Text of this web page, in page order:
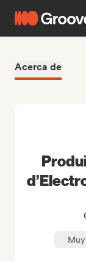
Acerca de